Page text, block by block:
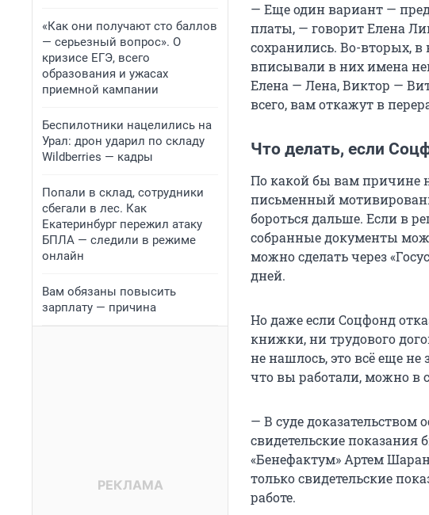
«Как они получают сто баллов
— серьезный вопрос». О
кризисе ЕГЭ, всего
образования и ужасах
приемной кампании
Беспилотники нацелились на
Урал: дрон ударил по складу
Wildberries — кадры
Попали в склад, сотрудники
сбегали в лес. Как
Екатеринбург пережил атаку
БПЛА — следили в режиме
онлайн
Вам обязаны повысить
зарплату — причина
— Еще один вариант —
платы, — говорит Елена
сохранились. Во-вторых,
вписывали в них имена
Елена — Лена, Виктор —
всего, вам откажут в
Что делать, если
По какой бы вам причине
письменный
бороться дальше. Если в
собранные документы
можно сделать через
дней.
Но даже если Соцфонд
книжки, ни трудового
не нашлось, это всё еще не
что вы работали, можно в
— В суде доказательством
свидетельские
«Бенефактум» Артем
только свидетельские
работе.